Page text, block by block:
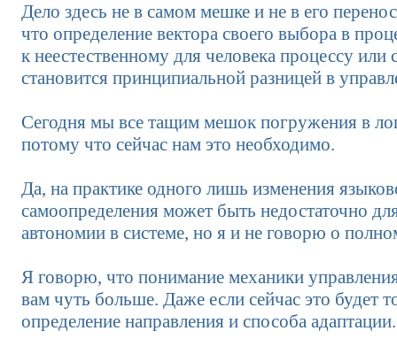
Дело здесь не в самом мешке и не в его
что определение вектора своего выбора в
к неестественному для человека процессу или
становится принципиальной разницей в
Сегодня мы все тащим мешок погружения в
потому что сейчас нам это необходимо.
Да, на практике одного лишь изменения
самоопределения может быть недостаточно
автономии в системе, но я и не говорю о
Я говорю, что понимание механики
вам чуть больше. Даже если сейчас это будет
определение направления и способа адаптации.